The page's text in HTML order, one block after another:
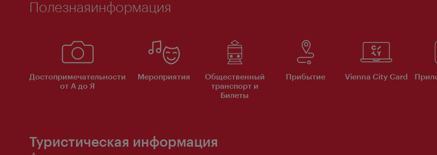
Полезнаяинформация
Достопримечательности
от А до Я
Мероприятия
Общественный
транспорт и
Билеты
Прибытие Vienna City Card
Туристическая информация